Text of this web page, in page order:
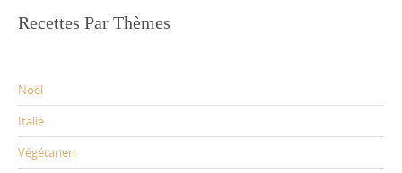
Recettes Par Thèmes
Noël
Italie
Végétarien